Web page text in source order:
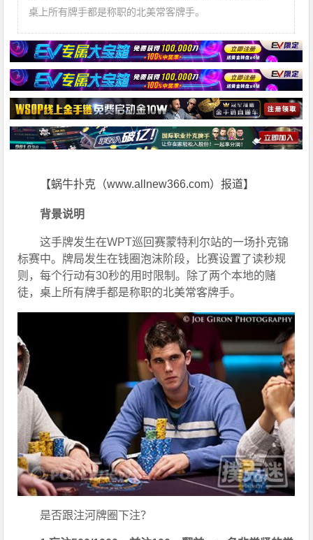
桌上所有牌手都是称职的北美常客牌手。
【蜗牛扑克（www.allnew366.com）报道】
背景说明
这手牌发生在WPT巡回赛蒙特利尔站的一场扑克锦
标赛中。牌局发生在钱圈泡沫阶段，比赛设置了读秒规
则，每个行动有30秒的用时限制。除了两个本地的赌
徒，桌上所有牌手都是称职的北美常客牌手。
是否跟注河牌圈下注？